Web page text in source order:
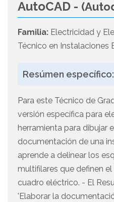
AutoCAD -
Familia: Electricidad y
Técnico en Instalaciones
Resúmen específico:
Para este Técnico de
versión específica para
herramienta para dibujar
documentación de una
aprende a delinear los
multifilares que definen
cuadro eléctrico. - El
'Elaborar la